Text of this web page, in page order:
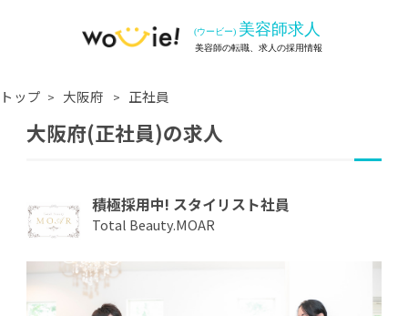
トップ 大阪府 正社員
大阪府(正社員)の求人
積極採用中! スタイリスト社員
Total Beauty.MOAR